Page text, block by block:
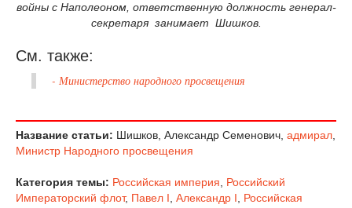
войны с Наполеоном, ответственную должность генерал-
секретаря занимает Шишков.
См. также:
- Министерство народного просвещения
Название статьи: Шишков, Александр Семенович, адмирал
Министр Народного просвещения
Категория темы: Российская империя
Российский
Императорский флот, Павел I Александр I
Российская